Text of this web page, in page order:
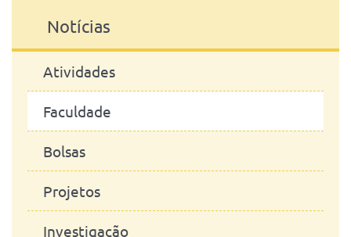
Notícias
Atividades
Faculdade
Bolsas
Projetos
Investigação